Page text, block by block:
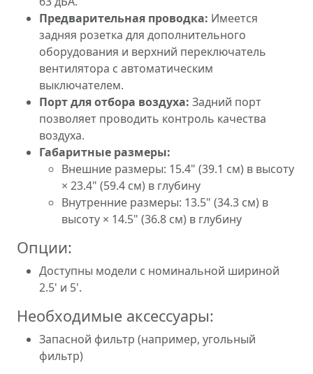
Предварительная проводка: Имеется
задняя розетка для дополнительного
оборудования и верхний переключатель
вентилятора с автоматическим
выключателем.
Порт для отбора воздуха: Задний порт
позволяет проводить контроль качества
воздуха.
Габаритные размеры:
Внешние размеры: 15.4" (39.1 см) в высоту
× 23.4" (59.4 см) в глубину
Внутренние размеры: 13.5" (34.3 см) в
высоту × 14.5" (36.8 см) в глубину
Опции:
Доступны модели с номинальной шириной
2.5' и 5'.
Необходимые аксессуары:
Запасной фильтр (например, угольный
фильтр)